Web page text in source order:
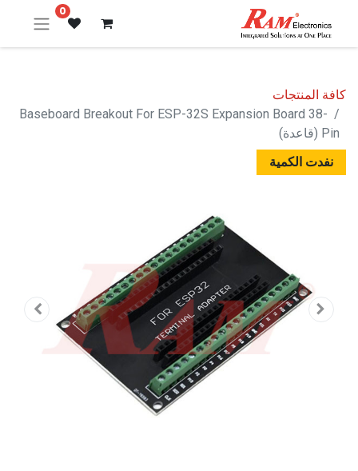
0
كافة المنتجات
Baseboard Breakout For ESP-32S Expansion Board 38-
Pin (قاعدة)
نفدت الكمية